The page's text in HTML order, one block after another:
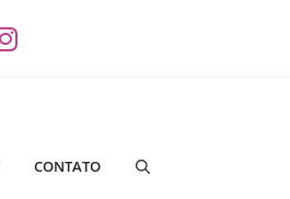
CONTATO